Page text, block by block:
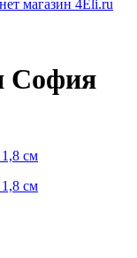
магазин 4Eli.ru
София